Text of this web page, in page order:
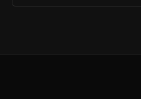
页面右下角提示符号提供